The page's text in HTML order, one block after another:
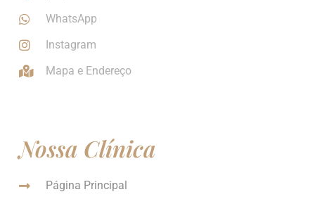
WhatsApp
Instagram
Mapa e Endereço
Nossa Clínica
Página Principal